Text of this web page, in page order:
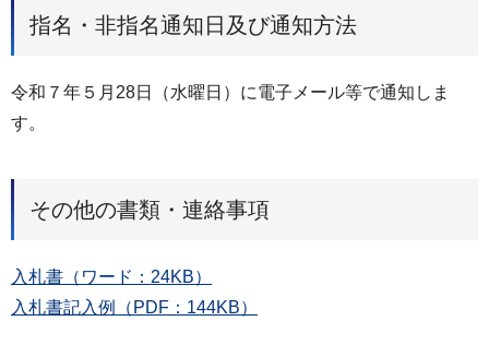
指名・非指名通知日及び通知方法
令和７年５月28日（水曜日）に電子メール等で通知しま
す。
その他の書類・連絡事項
入札書（ワード：24KB）
入札書記入例（PDF：144KB）